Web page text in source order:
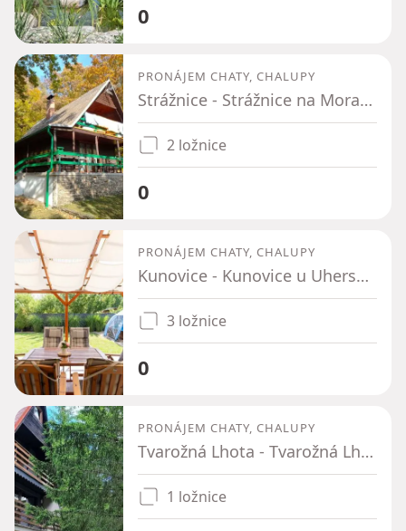
0
PRONÁJEM CHATY, CHALUPY
Strážnice - Strážnice na Moravě, Jihomoravský kraj
2 ložnice
0
PRONÁJEM CHATY, CHALUPY
Kunovice - Kunovice u Uherského Hradiště, Zlínský kraj
3 ložnice
0
PRONÁJEM CHATY, CHALUPY
Tvarožná Lhota - Tvarožná Lhota, Jihomoravský kraj
1 ložnice